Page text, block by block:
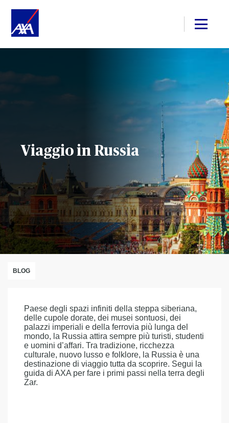
Viaggio in Russia
BLOG
Paese degli spazi infiniti della steppa siberiana,
delle cupole dorate, dei musei sontuosi, dei
palazzi imperiali e della ferrovia più lunga del
mondo, la Russia attira sempre più turisti, studenti
e uomini d’affari. Tra tradizione, ricchezza
culturale, nuovo lusso e folklore, la Russia è una
destinazione di viaggio tutta da scoprire. Segui la
guida di AXA per fare i primi passi nella terra degli
Zar.